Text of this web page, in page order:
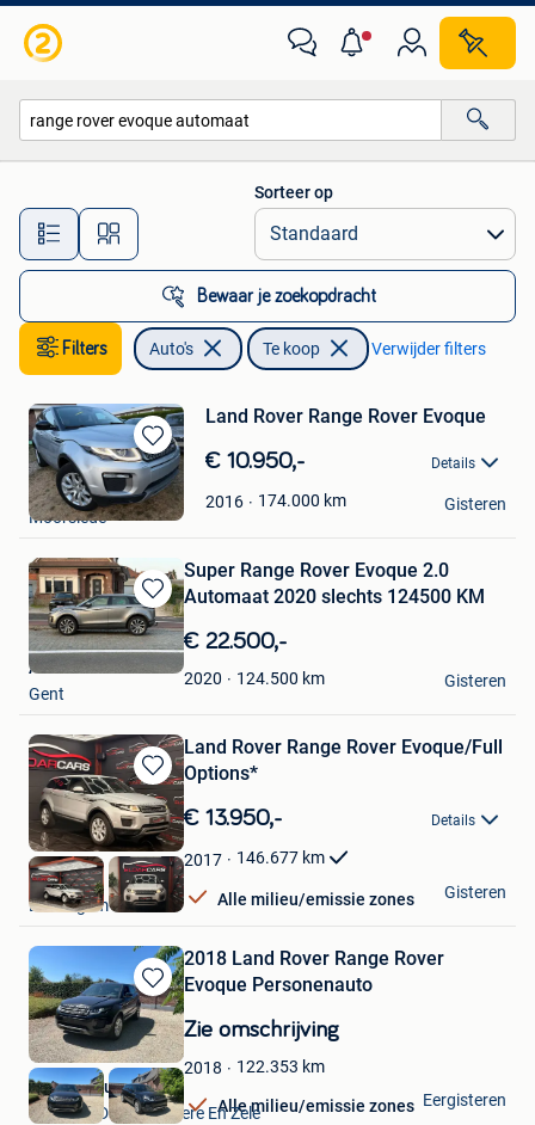
Alle afstanden…
Sorteer op
Bewaar je zoekopdracht
Filters Auto's Te koop Verwijder filters
Bewaren
in
Mijn
Favorieten
Land Rover Range Rover Evoque
€ 10.950,- Details
2016 174.000 km
TEC auto
Moorslede
Gisteren
Bewaren
in
Mijn
Favorieten
Super Range Rover Evoque 2.0
Automaat 2020 slechts 124500 KM
€ 22.500,-
2020 124.500 km
ARK
Gent
Gisteren
Bewaren
in
Mijn
Favorieten
Land Rover Range Rover Evoque/Full
Options*
€ 13.950,- Details
2017 146.677 km
Alle milieu/emissie zones
Eldarcars
Desselgem
Gisteren
Bewaren
in
Mijn
Favorieten
2018 Land Rover Range Rover
Evoque Personenauto
Zie omschrijving
2018 122.353 km
Alle milieu/emissie zones
VAVATO Auctions
Lokeren+Deel Overmere En Zele
Eergisteren